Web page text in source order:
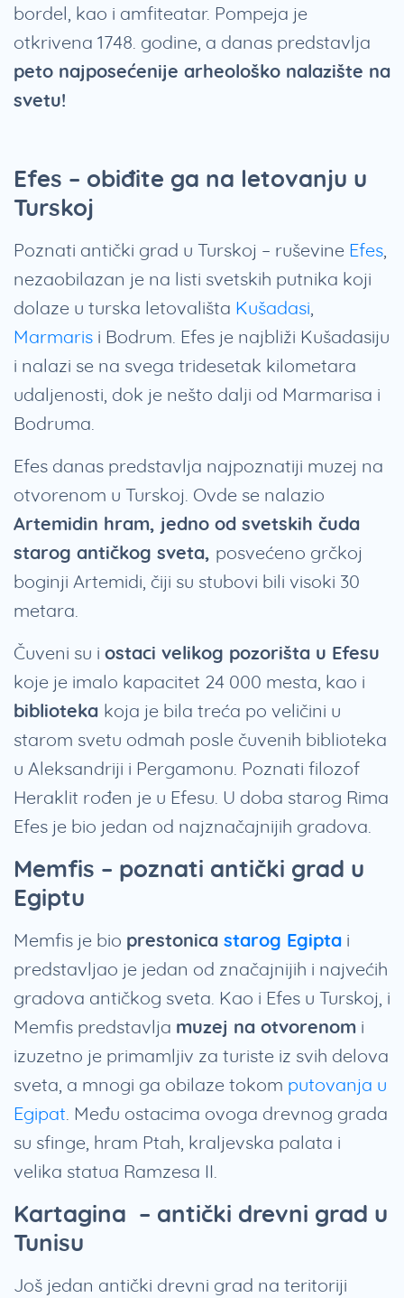
bordel, kao i amfiteatar. Pompeja je
otkrivena 1748. godine, a danas predstavlja
peto najposećenije arheološko nalazište na
svetu!
Efes – obiđite ga na letovanju u
Turskoj
Poznati antički grad u Turskoj – ruševine Efes,
nezaobilazan je na listi svetskih putnika koji
dolaze u turska letovališta Kušadasi,
Marmaris i Bodrum. Efes je najbliži Kušadasiju
i nalazi se na svega tridesetak kilometara
udaljenosti, dok je nešto dalji od Marmarisa i
Bodruma.
Efes danas predstavlja najpoznatiji muzej na
otvorenom u Turskoj. Ovde se nalazio
Artemidin hram, jedno od svetskih čuda
starog antičkog sveta, posvećeno grčkoj
boginji Artemidi, čiji su stubovi bili visoki 30
metara.
Čuveni su i ostaci velikog pozorišta u Efesu
koje je imalo kapacitet 24 000 mesta, kao i
biblioteka koja je bila treća po veličini u
starom svetu odmah posle čuvenih biblioteka
u Aleksandriji i Pergamonu. Poznati filozof
Heraklit rođen je u Efesu. U doba starog Rima
Efes je bio jedan od najznačajnijih gradova.
Memfis – poznati antički grad u
Egiptu
Memfis je bio prestonica starog Egipta i
predstavljao je jedan od značajnijih i najvećih
gradova antičkog sveta. Kao i Efes u Turskoj, i
Memfis predstavlja muzej na otvorenom i
izuzetno je primamljiv za turiste iz svih delova
sveta, a mnogi ga obilaze tokom putovanja u
Egipat. Među ostacima ovoga drevnog grada
su sfinge, hram Ptah, kraljevska palata i
velika statua Ramzesa II.
Kartagina – antički drevni grad u
Tunisu
Još jedan antički drevni grad na teritoriji